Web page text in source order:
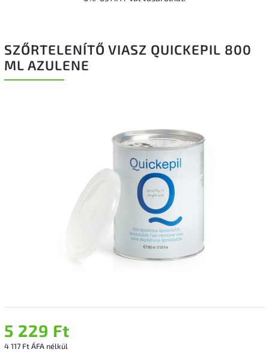
SZŐRTELENÍTŐ VIASZ QUICKEPIL 800
ML AZULENE
5 229 Ft
4 117 Ft ÁFA nélkül